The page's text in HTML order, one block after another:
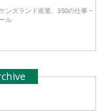
ンズランド産業、350の仕事 –
ル